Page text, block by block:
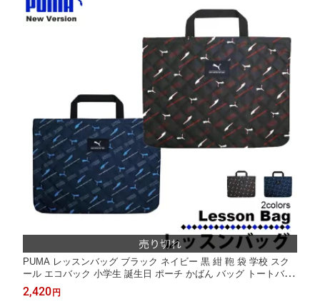
PUMA レッスンバッグ ブラック ネイビー 黒 紺 鞄 袋 学校 スク
ール エコバック 小学生 誕生日 ポーチ かばん バッグ トートバッ
ク ショッピング 買い物 通学 プーマ 入学 入園 新学期 ギフト お
祝い 習い事 子供 手提げ サブバッグ ネームタグ 区分N PM530
2,420 円